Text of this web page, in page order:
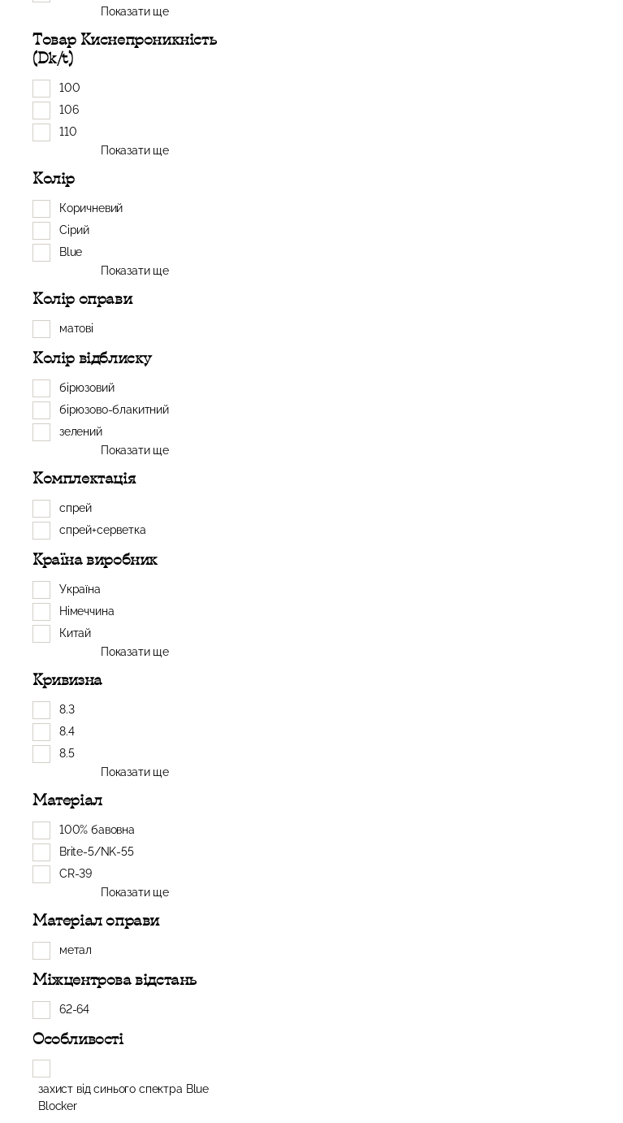
Показати ще
Товар Киснепроникність
(Dk/t)
100
106
110
Показати ще
Колір
Коричневий
Сірий
Blue
Показати ще
Колір оправи
матові
Колір відблиску
бірюзовий
бірюзово-блакитний
зелений
Показати ще
Комплектація
спрей
спрей+серветка
Країна виробник
Україна
Німеччина
Китай
Показати ще
Кривизна
8.3
8.4
8.5
Показати ще
Матеріал
100% бавовна
Brite-5/NK-55
CR-39
Показати ще
Матеріал оправи
метал
Міжцентрова відстань
62-64
Особливості
захист від синього спектра Blue
Blocker